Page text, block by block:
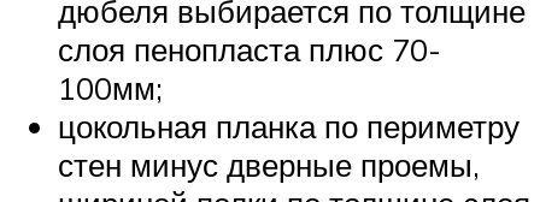
дюбеля выбирается по толщине
слоя пенопласта плюс 70-
100мм;
цокольная планка по периметру
стен минус дверные проемы,